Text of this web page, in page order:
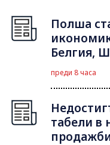
Полша
Белгия,
преди 8 часа
табели в